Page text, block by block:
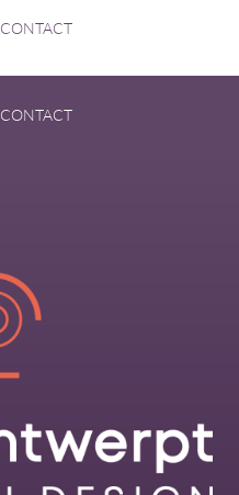
CONTACT
CONTACT